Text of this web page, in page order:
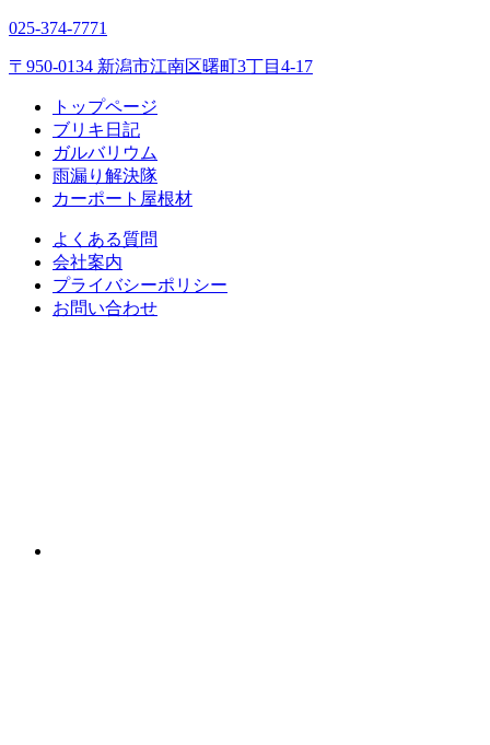
025-374-7771
〒950-0134 新潟市江南区曙町3丁目4-17
トップページ
ブリキ日記
ガルバリウム
雨漏り解決隊
カーポート屋根材
よくある質問
会社案内
プライバシーポリシー
お問い合わせ